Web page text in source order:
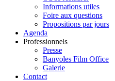
Informations utiles
Foire aux questions
Propositions par jours
Agenda
Professionnels
Presse
Banyoles Film Office
Galerie
Contact